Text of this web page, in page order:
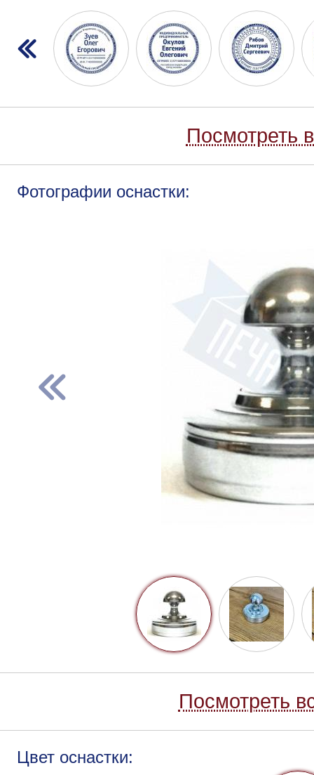
Посмотреть
Фотографии оснастки:
Посмотреть
Цвет оснастки: